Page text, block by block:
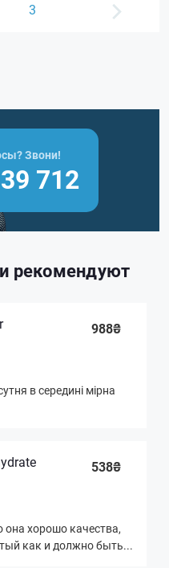
3
Звони!
712
рекомендуют
988₴
в середині мірна
538₴
хорошо качества,
как и должно быть...